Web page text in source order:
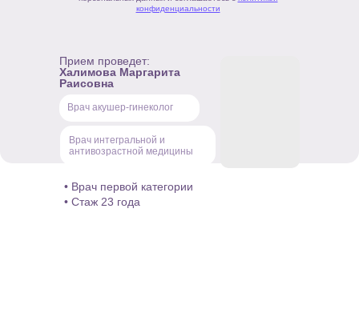
Прием проведет:
Халимова Маргарита
Раисовна
• Врач первой категории
• Стаж 23 года
Врач акушер-гинеколог
Врач интегральной и
антивозрастной медицины
конфиденциальности